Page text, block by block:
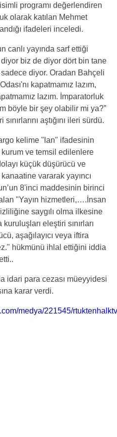
programı değerlendiren
olarak katılan Mehmet
ifadeleri inceledi.
canlı yayında sarf ettiği
diyor biz de diyor dört bin tane
diyor. Oradan Bahçeli
kapatmamız lazım,
lazım. İmparatorluk
böyle bir şey olabilir mi ya?”
aştığını ileri sürdü.
kelime "lan" ifadesinin
ve temsil edilenlere
küçük düşürücü ve
kanaatine vararak yayıncı
8'inci maddesinin birinci
"Yayın hizmetleri,….İnsan
saygılı olma ilkesine
eleştiri sınırları
aşağılayıcı veya iftira
hükmünü ihlal ettiğini iddia
idari para cezası müeyyidesi
karar verdi.
medya/221545/